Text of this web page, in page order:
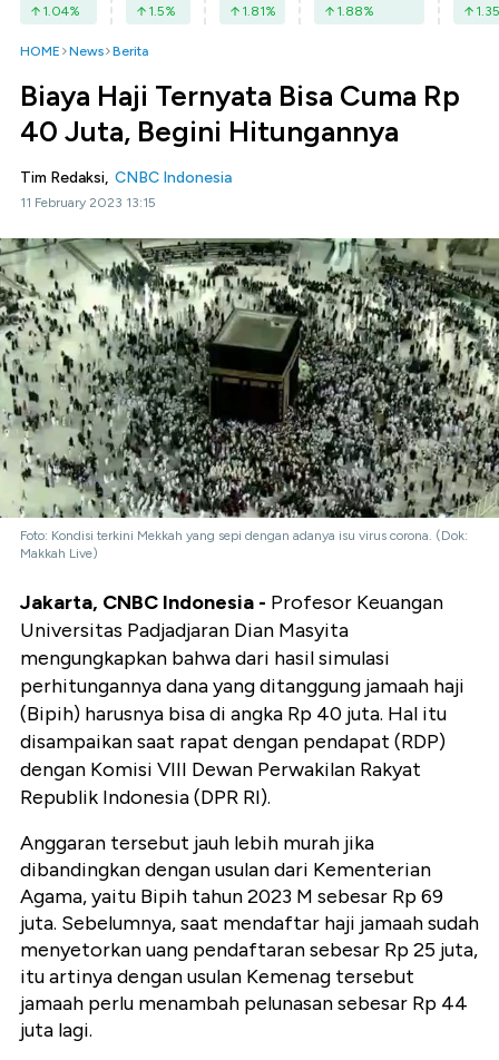
1.04% 1.5% 1.81% 1.88% 1.35
HOME News Berita
Biaya Haji Ternyata Bisa Cuma Rp
40 Juta, Begini Hitungannya
Tim Redaksi, CNBC Indonesia
11 February 2023 13:15
Foto: Kondisi terkini Mekkah yang sepi dengan adanya isu virus corona. (Dok:
Makkah Live)
Jakarta, CNBC Indonesia - Profesor Keuangan
Universitas Padjadjaran Dian Masyita
mengungkapkan bahwa dari hasil simulasi
perhitungannya dana yang ditanggung jamaah haji
(Bipih) harusnya bisa di angka Rp 40 juta. Hal itu
disampaikan saat rapat dengan pendapat (RDP)
dengan Komisi VIII Dewan Perwakilan Rakyat
Republik Indonesia (DPR RI).
Anggaran tersebut jauh lebih murah jika
dibandingkan dengan usulan dari Kementerian
Agama, yaitu Bipih tahun 2023 M sebesar Rp 69
juta. Sebelumnya, saat mendaftar haji jamaah sudah
menyetorkan uang pendaftaran sebesar Rp 25 juta,
itu artinya dengan usulan Kemenag tersebut
jamaah perlu menambah pelunasan sebesar Rp 44
juta lagi.